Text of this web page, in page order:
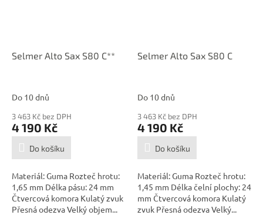
Selmer Alto Sax S80 C**
Do 10 dnů
3 463 Kč bez DPH
4 190 Kč
Do košíku
Materiál: Guma Rozteč hrotu:
1,65 mm Délka pásu: 24 mm
Čtvercová komora Kulatý zvuk
Přesná odezva Velký objem...
Selmer Alto Sax S80 C
Do 10 dnů
3 463 Kč bez DPH
4 190 Kč
Do košíku
Materiál: Guma Rozteč hrotu:
1,45 mm Délka čelní plochy: 24
mm Čtvercová komora Kulatý
zvuk Přesná odezva Velký...